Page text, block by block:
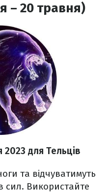
– 20 травня)
2023 для Тельців
та відчуватимуть
сил. Використайте